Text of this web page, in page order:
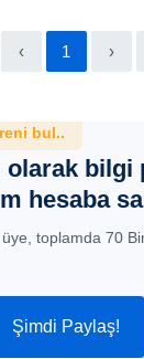
‹ 1 ›
bul..
bilgi
hesaba
toplamda 70
Şimdi Paylaş!